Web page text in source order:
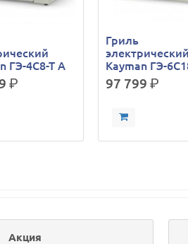
ГЭ-4С8-Т A
р.
Гриль
электрический
Kayman ГЭ-
97 799р.
Акция